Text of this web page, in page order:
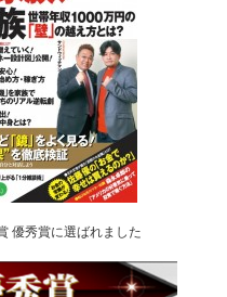
優秀賞に選ばれました